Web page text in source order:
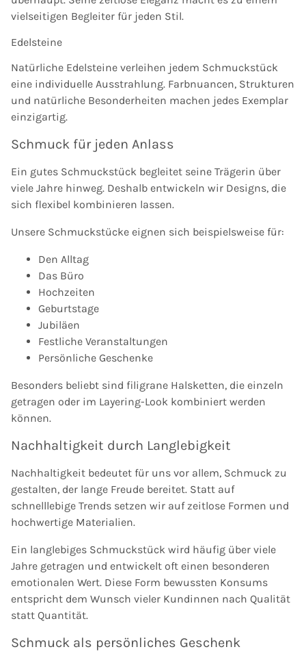
vielseitigen Begleiter für jeden Stil.
Edelsteine
Natürliche Edelsteine verleihen jedem Schmuckstück
eine individuelle Ausstrahlung. Farbnuancen, Strukturen
und natürliche Besonderheiten machen jedes Exemplar
einzigartig.
Schmuck für jeden Anlass
Ein gutes Schmuckstück begleitet seine Trägerin über
viele Jahre hinweg. Deshalb entwickeln wir Designs, die
sich flexibel kombinieren lassen.
Unsere Schmuckstücke eignen sich beispielsweise für:
Den Alltag
Das Büro
Hochzeiten
Geburtstage
Jubiläen
Festliche Veranstaltungen
Persönliche Geschenke
Besonders beliebt sind filigrane Halsketten, die einzeln
getragen oder im Layering-Look kombiniert werden
können.
Nachhaltigkeit durch Langlebigkeit
Nachhaltigkeit bedeutet für uns vor allem, Schmuck zu
gestalten, der lange Freude bereitet. Statt auf
schnelllebige Trends setzen wir auf zeitlose Formen und
hochwertige Materialien.
Ein langlebiges Schmuckstück wird häufig über viele
Jahre getragen und entwickelt oft einen besonderen
emotionalen Wert. Diese Form bewussten Konsums
entspricht dem Wunsch vieler Kundinnen nach Qualität
statt Quantität.
Schmuck als persönliches Geschenk